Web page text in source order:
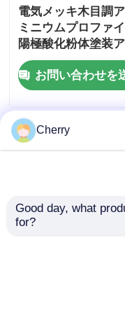
電気メッキ木目調
ミニウムプロファ
陽極酸化粉体塗装
ミニウムプロファ
お問い合わせを
Cherry
Good day, what
for?